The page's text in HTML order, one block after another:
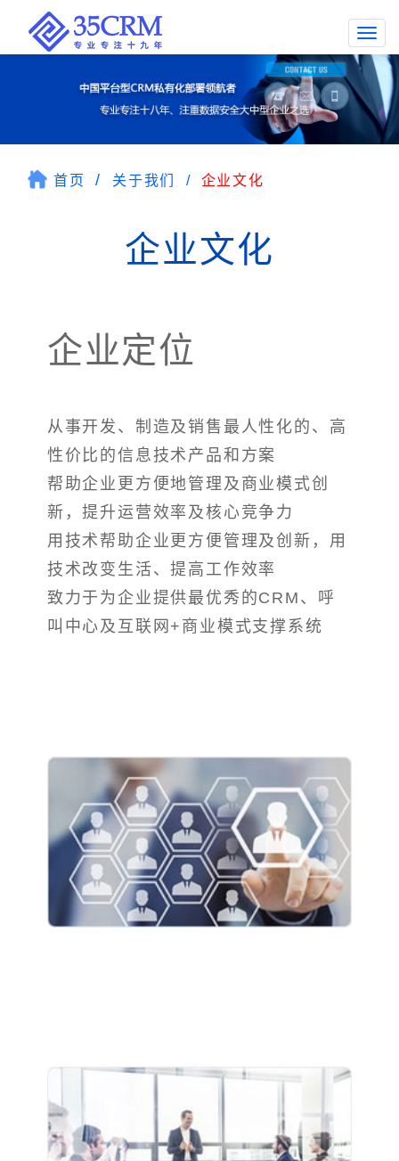
首页 关于我们 企业文化
企业文化
企业定位
从事开发、制造及销售最人性化的、高
性价比的信息技术产品和方案
帮助企业更方便地管理及商业模式创
新，提升运营效率及核心竞争力
用技术帮助企业更方便管理及创新，用
技术改变生活、提高工作效率
致力于为企业提供最优秀的CRM、呼
叫中心及互联网+商业模式支撑系统